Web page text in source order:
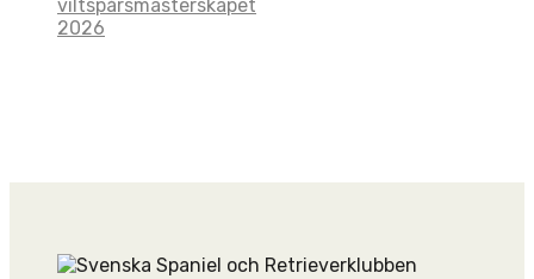
viltspårsmästerskapet
2026